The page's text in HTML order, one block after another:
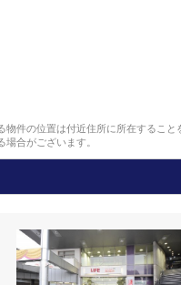
物件の位置は付近住所に所在すること
場合がございます。